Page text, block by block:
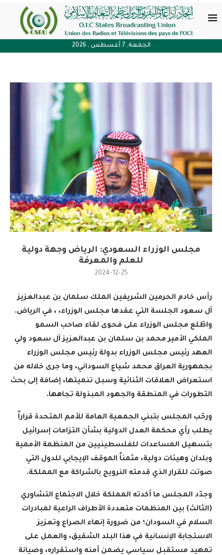
الجمعة, 7 أغسطس , 2026
مجلس الوزراء السعودي: الرياض وجهة دولية
للعلم والمعرفة
2024-12-25
رأس خادم الحرمين الشريفين الملك سلمان بن عبدالعزيز
آل سعود الجلسة التي عقدها مجلس الوزراء، ، في الرياض.
واطّلع مجلس الوزراء على فحوى لقاء صاحب السمو
الملكي الأمير محمد بن سلمان بن عبدالعزيز آل سعود ولي
العهد رئيس مجلس الوزراء بدولة رئيس مجلس الوزراء
بجمهورية العراق محمد شياع السوداني، وما جرى خلاله من
استعراض العلاقات الثنائية وسبل تنميتها، إضافة إلى بحث
التطورات في المنطقة والجهود المبذولة تجاهها.
ورحّب المجلس بتبني الجمعية العامة للأمم المتحدة قراراً
يطلب رأي محكمة العدل الدولية بشأن التزامات إسرائيل
بتسهيل المساعدات للفلسطينيين من المنظمة الأممية
وبلدان وهيئات دولية، مثمناً الموقف الإيجابي للدول التي
صوتت للقرار الذي قدمته النرويج بالشراكة مع المملكة.
وجدّد المجلس ما أكدته المملكة خلال الاجتماع التشاوري
(الثالث) بين المنظمات متعددة الأطراف الراعية لمبادرات
السلام في السودان؛ من ضرورة إنهاء الصراع وتعزيز
الاستجابة الإنسانية في هذا البلد الشقيق، والعمل على
تمهيد مستقبل سياسي يضمن أمنه واستقراره، وصيانة